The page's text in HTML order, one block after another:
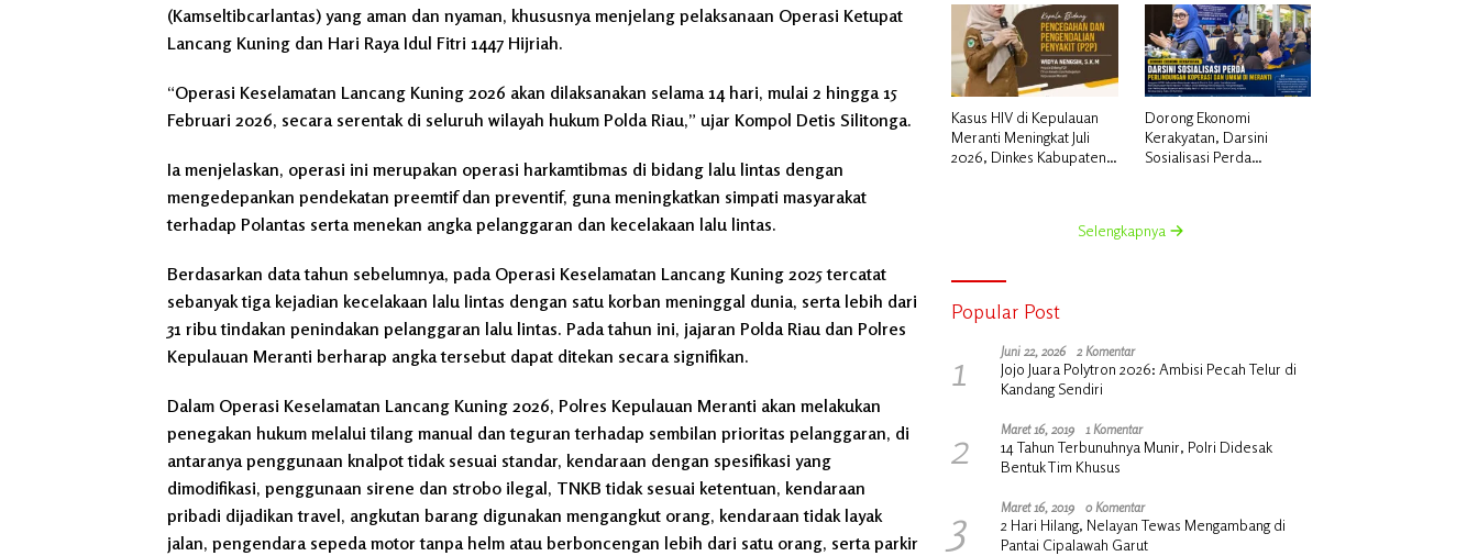
(Kamseltibcarlantas) yang aman dan nyaman, khususnya menjelang pelaksanaan Operasi Ketupat
Lancang Kuning dan Hari Raya Idul Fitri 1447 Hijriah.
“Operasi Keselamatan Lancang Kuning 2026 akan dilaksanakan selama 14 hari, mulai 2 hingga 15
Februari 2026, secara serentak di seluruh wilayah hukum Polda Riau,” ujar Kompol Detis Silitonga.
Ia menjelaskan, operasi ini merupakan operasi harkamtibmas di bidang lalu lintas dengan
mengedepankan pendekatan preemtif dan preventif, guna meningkatkan simpati masyarakat
terhadap Polantas serta menekan angka pelanggaran dan kecelakaan lalu lintas.
Berdasarkan data tahun sebelumnya, pada Operasi Keselamatan Lancang Kuning 2025 tercatat
sebanyak tiga kejadian kecelakaan lalu lintas dengan satu korban meninggal dunia, serta lebih dari
31 ribu tindakan penindakan pelanggaran lalu lintas. Pada tahun ini, jajaran Polda Riau dan Polres
Kepulauan Meranti berharap angka tersebut dapat ditekan secara signifikan.
Dalam Operasi Keselamatan Lancang Kuning 2026, Polres Kepulauan Meranti akan melakukan
penegakan hukum melalui tilang manual dan teguran terhadap sembilan prioritas pelanggaran, di
antaranya penggunaan knalpot tidak sesuai standar, kendaraan dengan spesifikasi yang
dimodifikasi, penggunaan sirene dan strobo ilegal, TNKB tidak sesuai ketentuan, kendaraan
pribadi dijadikan travel, angkutan barang digunakan mengangkut orang, kendaraan tidak layak
jalan, pengendara sepeda motor tanpa helm atau berboncengan lebih dari satu orang, serta parkir
Kasus HIV di Kepulauan
Meranti Meningkat Juli
2026, Dinkes Kabupaten
Dorong Ekonomi
Kerakyatan, Darsini
Sosialisasi Perda
Selengkapnya
Popular Post
1 Juni 22, 2026 2 Komentar
Jojo Juara Polytron 2026: Ambisi Pecah Telur di
Kandang Sendiri
2 Maret 16, 2019 1 Komentar
14 Tahun Terbunuhnya Munir, Polri Didesak
Bentuk Tim Khusus
3 Maret 16, 2019 0 Komentar
2 Hari Hilang, Nelayan Tewas Mengambang di
Pantai Cipalawah Garut